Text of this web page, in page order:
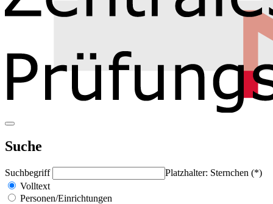
Suche
Suchbegriff
Platzhalter: Sternchen (*)
Volltext
Personen/Einrichtungen